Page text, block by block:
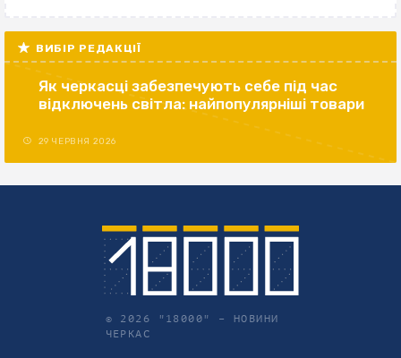
ВИБІР РЕДАКЦІЇ
Як черкасці забезпечують себе під час
відключень світла: найпопулярніші товари
29 ЧЕРВНЯ 2026
© 2026 "18000" – НОВИНИ
ЧЕРКАС